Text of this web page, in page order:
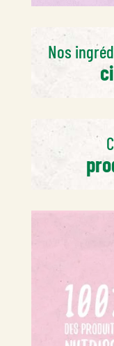
Nos